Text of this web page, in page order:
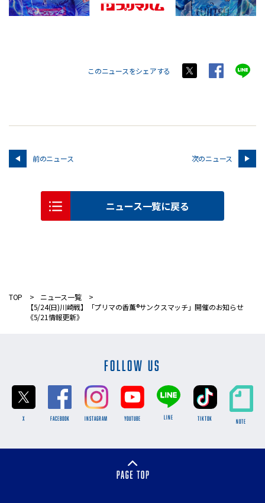
このニュースをシェアする
前のニュース 次のニュース
ニュース一覧に戻る
TOP
ニュース一覧
【5/24(日)川崎戦】「プリマの香薫®サンクスマッチ」開催のお知らせ
《5/21情報更新》
FOLLOW US
X FACEBOOK INSTAGRAM YOUTUBE LINE TikTok NOTE